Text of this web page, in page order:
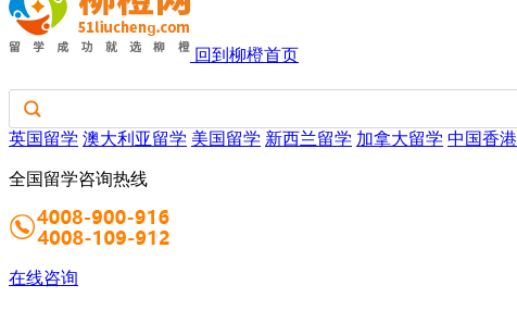
回到柳橙首页
英国留学 澳大利亚留学 美国留学 新西兰留学 加拿大留学 中国香港
全国留学咨询热线
在线咨询